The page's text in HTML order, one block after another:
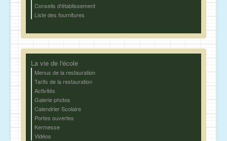
Conseils d'établissement
Liste des fournitures
La vie de l'école
Menus de la restauration
Tarifs de la restauration
Activités
Galerie photos
Calendrier Scolaire
Portes ouvertes
Kermesse
Vidéos